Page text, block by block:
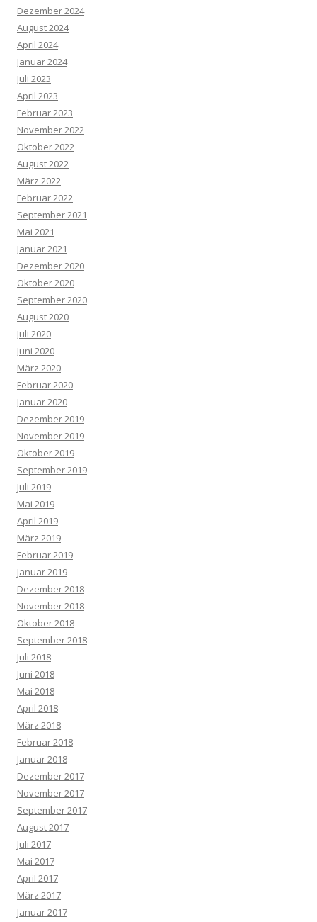
Dezember 2024
August 2024
April 2024
Januar 2024
Juli 2023
April 2023
Februar 2023
November 2022
Oktober 2022
August 2022
März 2022
Februar 2022
September 2021
Mai 2021
Januar 2021
Dezember 2020
Oktober 2020
September 2020
August 2020
Juli 2020
Juni 2020
März 2020
Februar 2020
Januar 2020
Dezember 2019
November 2019
Oktober 2019
September 2019
Juli 2019
Mai 2019
April 2019
März 2019
Februar 2019
Januar 2019
Dezember 2018
November 2018
Oktober 2018
September 2018
Juli 2018
Juni 2018
Mai 2018
April 2018
März 2018
Februar 2018
Januar 2018
Dezember 2017
November 2017
September 2017
August 2017
Juli 2017
Mai 2017
April 2017
März 2017
Januar 2017